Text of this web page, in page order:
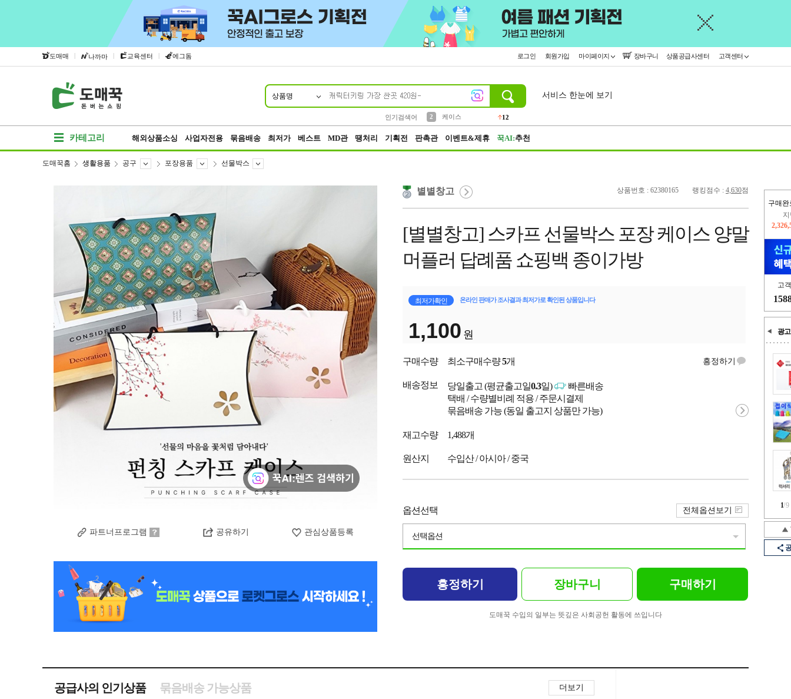
도매매 | 나까마 | 교육센터 | 에그돔 로그인 회원가입 마이페이지 장바구니 상품공급사센터 고객센터
상품명
인기검색어
2
케이스
12
서비스 한눈에 보기
카테고리 해외상품소싱 사업자전용 묶음배송 최저가 베스트 MD관 땡처리 기획전 판촉관 이벤트&제휴 꾹AI:추천
구매완
고
광고
1/9
도매꾹홈 생활용품 공구 포장용품 선물박스
파트너프로그램 공유하기 관심상품등록
상품번호 : 62380165 랭킹점수 : 4,630점
별별창고
[별별창고] 스카프 선물박스 포장 케이스 양말
머플러 답례품 쇼핑백 종이가방
최저가확인 온라인 판매가 조사결과 최저가로 확인된 상품입니다
1,100 원
구매수량 최소구매수량5개 흥정하기
배송정보 당일출고 (평균출고일0.3일)
빠른배송
택배 / 수량별비례 적용 / 주문시결제
묶음배송 가능 (동일 출고지 상품만 가능)
재고수량 1,488개
원산지 수입산 / 아시아 / 중국
옵션선택
선택옵션
전체옵션보기
흥정하기 장바구니 구매하기
도매꾹 수입의 일부는 뜻깊은 사회공헌 활동에 쓰입니다
공급사의 인기상품 더보기
묶음배송 가능상품